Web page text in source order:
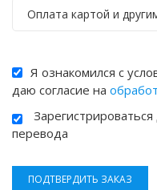
Оплата картой и
Я ознакомился с
даю согласие на
перевода
ПОДТВЕРДИТЬ ЗАКАЗ